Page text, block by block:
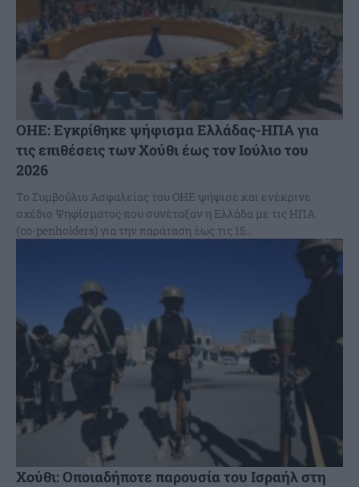
ΟΗΕ: Εγκρίθηκε ψήφισμα Ελλάδας-ΗΠΑ για
τις επιθέσεις των Χούθι έως τον Ιούλιο του
2026
Το Συμβούλιο Ασφαλείας του ΟΗΕ ψήφισε και ενέκρινε
σχέδιο Ψηφίσματος που συνέταξαν η Ελλάδα με τις ΗΠΑ
(co-penholders) για την παράταση έως τις 15...
Χούθι: Οποιαδήποτε παρουσία του Ισραήλ στη